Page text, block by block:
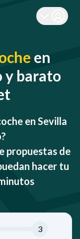
en
y barato
en Sevilla
propuestas de
hacer tu
3